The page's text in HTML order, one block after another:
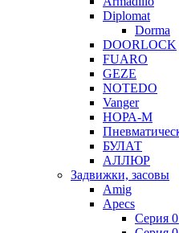
Diplomat
Dorma
DOORLOCK
FUARO
GEZE
NOTEDO
Vanger
НОРА-М
БУЛАТ
АЛЛЮР
Задвижки, засовы
Amig
Apecs
Серия